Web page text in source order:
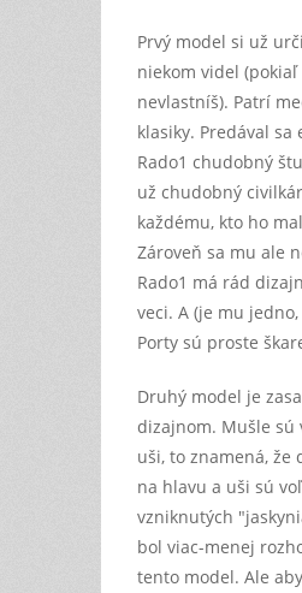
Prvý model si už
niekom videl (pokiaľ
nevlastníš). Patrí
klasiky. Predával sa
Rado1 chudobný
už chudobný
každému, kto ho
Zároveň sa mu ale
Rado1 má rád
veci. A (je mu
Porty sú proste
Druhý model je
dizajnom. Mušle sú
uši, to znamená, že
na hlavu a uši sú
vzniknutých
bol viac-menej
tento model. Ale